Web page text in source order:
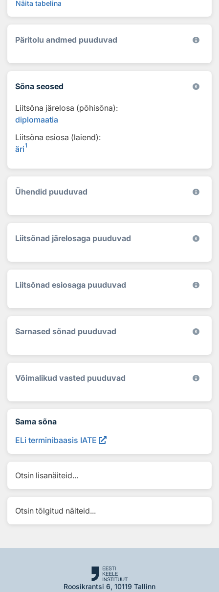
Näita tabelina
Päritolu andmed puuduvad
Sõna seosed
Liitsõna järelosa (põhisõna):
diplomaatia
Liitsõna esiosa (laiend):
äri1
Ühendid puuduvad
Liitsõnad järelosaga puuduvad
Liitsõnad esiosaga puuduvad
Sarnased sõnad puuduvad
Võimalikud vasted puuduvad
Sama sõna
ELi terminibaasis IATE
Otsin lisanäiteid...
Otsin tõlgitud näiteid...
Roosikrantsi 6, 10119 Tallinn